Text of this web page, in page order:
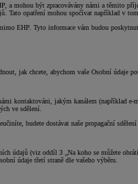
a mohou být zpracovávány námi a těmito
Tato opatření mohou spočívat například v
EHP. Tyto informace vám budou
jak chcete, abychom vaše Osobní údaje
kontaktováni, jakým kanálem (například
ve sdělení.
budete dostávat naše propagační
údajů (viz oddíl 3 „Na koho se můžete
údaje třetí straně dle vašeho výběru.